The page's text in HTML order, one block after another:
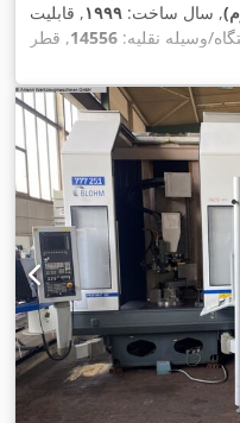
, سال ساخت: ۱۹۹۹, قابلیت
وسیله نقلیه: 14556, قطر
مسافت حرکت محور Y:
سنگ زنی: ۳٬۴۰۰ دور/دقیقه